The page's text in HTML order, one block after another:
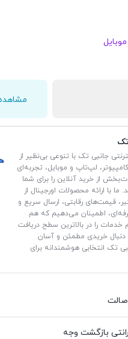
جانبی تک با تنوعی بی‌نظیر از
کامپیوتر، لپ‌تاپ و موبایل، تجربه‌ای
از خرید آنلاین را برای شما
ما با ارائه محصولات اورجینال از
قیمت‌های رقابتی، ارسال سریع و
اطمینان می‌دهیم که هم
را در بالاترین سطح دریافت
دنبال خریدی مطمئن و آسان
تک انتخابی هوشمندانه برای